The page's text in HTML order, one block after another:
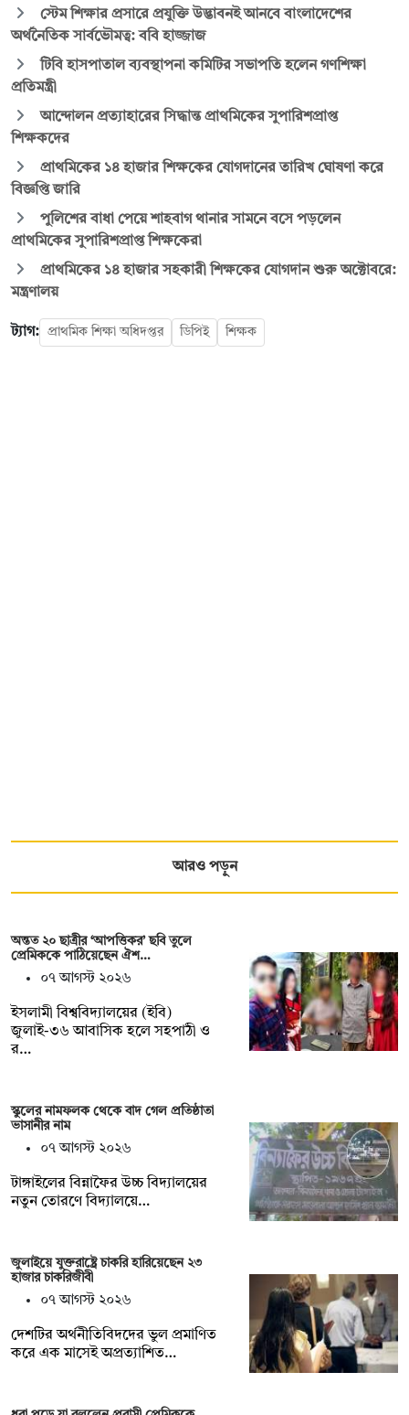
স্টেম শিক্ষার প্রসারে প্রযুক্তি উদ্ভাবনই আনবে বাংলাদেশের
অর্থনৈতিক সার্বভৌমত্ব: ববি হাজ্জাজ
টিবি হাসপাতাল ব্যবস্থাপনা কমিটির সভাপতি হলেন গণশিক্ষা
প্রতিমন্ত্রী
আন্দোলন প্রত্যাহারের সিদ্ধান্ত প্রাথমিকের সুপারিশপ্রাপ্ত
শিক্ষকদের
প্রাথমিকের ১৪ হাজার শিক্ষকের যোগদানের তারিখ ঘোষণা করে
বিজ্ঞপ্তি জারি
পুলিশের বাধা পেয়ে শাহবাগ থানার সামনে বসে পড়লেন
প্রাথমিকের সুপারিশপ্রাপ্ত শিক্ষকেরা
প্রাথমিকের ১৪ হাজার সহকারী শিক্ষকের যোগদান শুরু অক্টোবরে:
মন্ত্রণালয়
ট্যাগ: প্রাথমিক শিক্ষা অধিদপ্তর ডিপিই শিক্ষক
আরও পড়ুন
অন্তত ২০ ছাত্রীর ‘আপত্তিকর’ ছবি তুলে
প্রেমিককে পাঠিয়েছেন ঐশ…
০৭ আগস্ট ২০২৬
ইসলামী বিশ্ববিদ্যালয়ের (ইবি)
জুলাই-৩৬ আবাসিক হলে সহপাঠী ও
র…
স্কুলের নামফলক থেকে বাদ গেল প্রতিষ্ঠাতা
ভাসানীর নাম
০৭ আগস্ট ২০২৬
টাঙ্গাইলের বিন্নাফৈর উচ্চ বিদ্যালয়ের
নতুন তোরণে বিদ্যালয়ে…
জুলাইয়ে যুক্তরাষ্ট্রে চাকরি হারিয়েছেন ২৩
হাজার চাকরিজীবী
০৭ আগস্ট ২০২৬
দেশটির অর্থনীতিবিদদের ভুল প্রমাণিত
করে এক মাসেই অপ্রত্যাশিত…